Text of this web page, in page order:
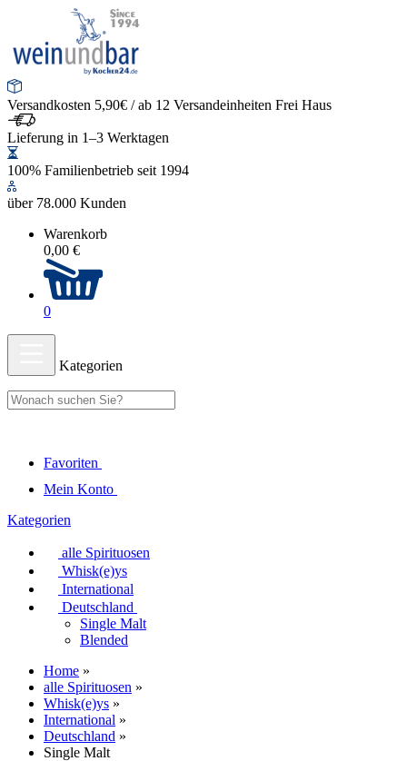
Versandkosten 5,90€ / ab 12 Versandeinheiten Frei Haus
Lieferung in 1–3 Werktagen
100% Familienbetrieb seit 1994
über 78.000 Kunden
Warenkorb
0,00 €
0
Kategorien
Favoriten
Mein Konto
Kategorien
alle Spirituosen
Whisk(e)ys
International
Deutschland
Single Malt
Blended
Home »
alle Spirituosen »
Whisk(e)ys »
International »
Deutschland »
Single Malt